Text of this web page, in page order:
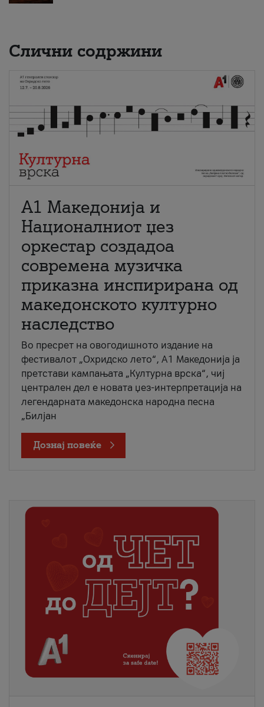
Слични содржини
А1 Македонија и
Националниот џез
оркестар создадоа
современа музичка
приказна инспирирана од
македонското културно
наследство
Во пресрет на овогодишното издание на
фестивалот „Охридско лето“, А1 Македонија ја
претстави кампањата „Културна врска“, чиј
централен дел е новата џез-интерпретација на
легендарната македонска народна песна
„Билјан
Дознај повеќе